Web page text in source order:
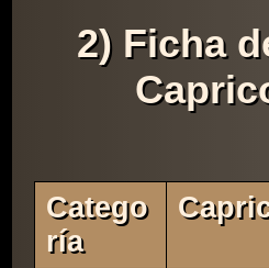
2) Ficha
Catego
Ría